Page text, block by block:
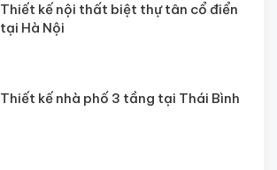
Thiết kế nội thất biệt thự tân cổ điển
tại Hà Nội
Thiết kế nhà phố 3 tầng tại Thái Bình